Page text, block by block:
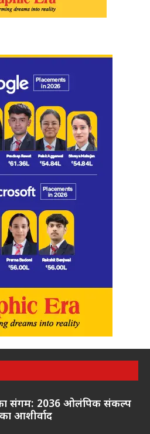
संगम: 2036 ओलंपिक संकल्प
का आशीर्वाद